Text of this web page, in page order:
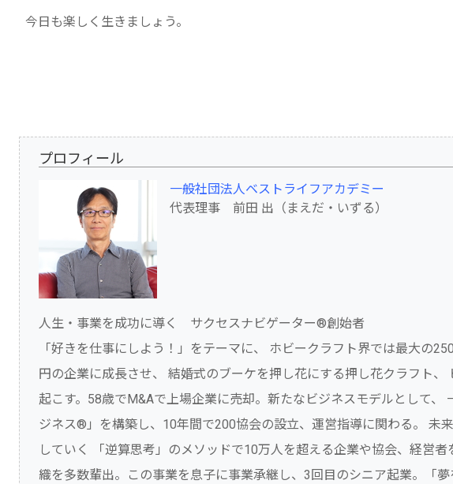
今日も楽しく生きましょう。
プロフィール
一般社団法人ベストライフアカデミー
代表理事 前田 出（まえだ・いずる）
人生・事業を成功に導く サクセスナビゲーター®創始者
「好きを仕事にしよう！」をテーマに、 ホビークラフト界では最大の
円の企業に成長させ、 結婚式のブーケを押し花にする押し花クラフト、
起こす。58歳でM&Aで上場企業に売却。新たなビジネスモデルとして、
ジネス®」を構築し、10年間で200協会の設立、運営指導に関わる。 未
していく 「逆算思考」のメソッドで10万人を超える企業や協会、経営
織を多数輩出。この事業を息子に事業承継し、3回目のシニア起業。「